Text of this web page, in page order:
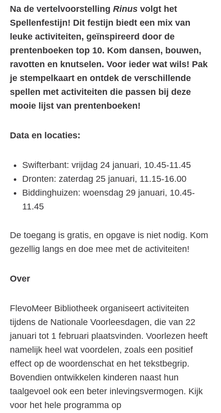
Na de vertelvoorstelling Rinus volgt het
Spellenfestijn! Dit festijn biedt een mix van
leuke activiteiten, geïnspireerd door de
prentenboeken top 10. Kom dansen, bouwen,
ravotten en knutselen. Voor ieder wat wils! Pak
je stempelkaart en ontdek de verschillende
spellen met activiteiten die passen bij deze
mooie lijst van prentenboeken!
Data en locaties:
Swifterbant: vrijdag 24 januari, 10.45-11.45
Dronten: zaterdag 25 januari, 11.15-16.00
Biddinghuizen: woensdag 29 januari, 10.45-
11.45
De toegang is gratis, en opgave is niet nodig. Kom
gezellig langs en doe mee met de activiteiten!
Over
FlevoMeer Bibliotheek organiseert activiteiten
tijdens de Nationale Voorleesdagen, die van 22
januari tot 1 februari plaatsvinden. Voorlezen heeft
namelijk heel wat voordelen, zoals een positief
effect op de woordenschat en het tekstbegrip.
Bovendien ontwikkelen kinderen naast hun
taalgevoel ook een beter inlevingsvermogen. Kijk
voor het hele programma op